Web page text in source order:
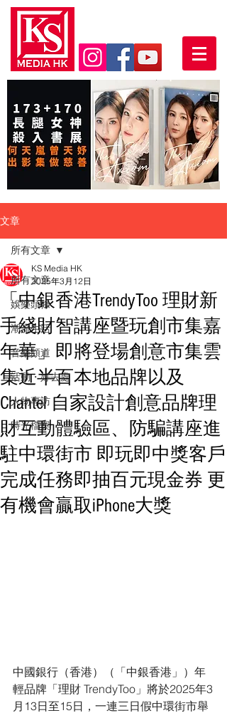
文章
所有文章
娛樂頭條
潮流生活
音樂頻道
活動・好去處
人物專訪
時光檔案
所有文章
「中銀香港TrendyToo 理財新
手綫財智講座暨玩創市集嘉
年華」即將登場創意市集雲
集近半百本地品牌以及
Chantel 自家設計創意品牌理
財互動體驗區、防騙講座進
駐中環街市 即玩即中獎客戶
完成任務即抽百元現金券 更
有機會贏取iPhone大獎
KS Media HK
2025年3月12日
中國銀行（香港）（「中銀香港」）年
輕品牌「理財 TrendyToo」將於2025年3
月13日至15日，一連三日假中環街市舉